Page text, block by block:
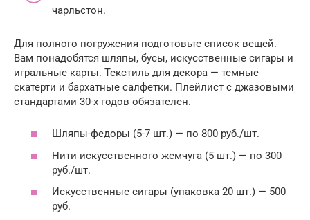
чарльстон.
Для полного погружения подготовьте список вещей.
Вам понадобятся шляпы, бусы, искусственные сигары и
игральные карты. Текстиль для декора — темные
скатерти и бархатные салфетки. Плейлист с джазовыми
стандартами 30-х годов обязателен.
Шляпы-федоры (5-7 шт.) — по 800 руб./шт.
Нити искусственного жемчуга (5 шт.) — по 300
руб./шт.
Искусственные сигары (упаковка 20 шт.) — 500
руб.